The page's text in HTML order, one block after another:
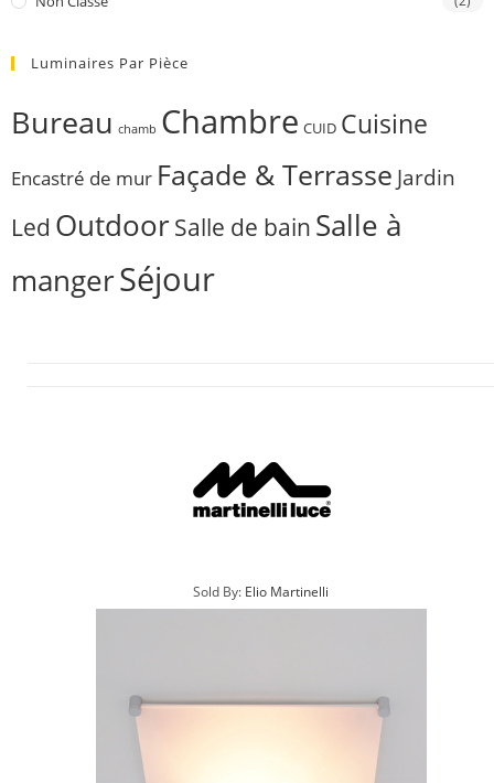
Luminaires Par Pièce
Bureau chamb Chambre CUID Cuisine
Encastré de mur Façade & Terrasse Jardin
Led OutdoorSalle de bain Salle à
mangerSéjour
Sold By: Elio Martinelli